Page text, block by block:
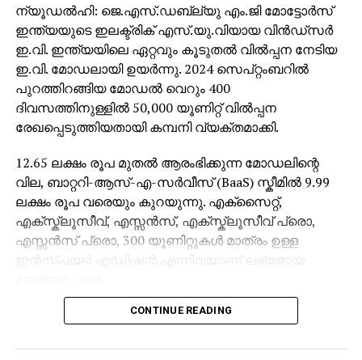
ന്യൂഡൽഹി: ജെ.എസ്‌.ഡബ്ല്യു എം.ജി മോട്ടോർസ്
ഇന്ത്യയുടെ ഇലക്ട്രിക് എസ്‌.യു.വിയായ വിൻഡ്സർ
ഇ.വി. ഇന്ത്യയിലെ ഏറ്റവും കൂടുതൽ വിൽപ്പന നേടിയ
ഇ.വി. മോഡലായി ഉയർന്നു. 2024 സെപ്റ്റംബറിൽ
പുറത്തിറങ്ങിയ മോഡൽ വെറും 400
ദിവസത്തിനുള്ളിൽ 50,000 യൂണിറ്റ് വിൽപ്പന
രേഖപ്പെടുത്തിയതായി കമ്പനി വ്യക്തമാക്കി.
12.65 ലക്ഷം രൂപ മുതൽ ആരംഭിക്കുന്ന മോഡലിന്റെ
വില, ബാറ്ററി-ആസ്-എ-സർവീസ് (BaaS) സ്കീമിൽ 9.99
ലക്ഷം രൂപ വരെയും കുറയുന്നു. എക്സൈറ്റ്,
എക്സ്ക്ലൂസീവ്, എസ്സൻസ്, എക്സ്ക്ലൂസീവ് പ്രൊ,
എസ്സൻസ് പ്രൊ, 300 യൂണിറ്റുകൾ മാത്രം ഉള്ള
ഇൻസ്പയർ എഡിഷൻ എന്നിവയാണ് ലഭ്യമായ
38 kWh, 52.9 kWh എന്നീ രണ്ട് ബാറ്ററി
ആദ്യത്തെ ബാറ്ററി പാക്ക് ഒറ്റ ചാർജിൽ 332 കിമീയും
CONTINUE READING